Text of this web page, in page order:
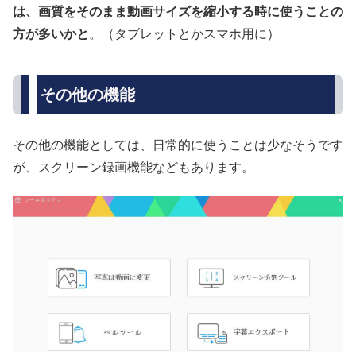
は、画質をそのまま動画サイズを縮小する時に使うことの
方が多いかと 。（タブレットとかスマホ用に）
その他の機能
その他の機能としては、日常的に使うことは少なそうです
が、スクリーン録画機能などもあります。